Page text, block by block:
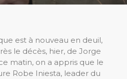
est à nouveau en deuil,
le décès, hier, de Jorge
matin, on a appris que le
Robe Iniesta, leader du